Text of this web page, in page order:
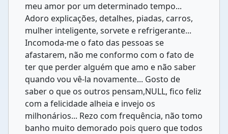
meu amor por um determinado tempo...
Adoro explicações, detalhes, piadas, carros,
mulher inteligente, sorvete e refrigerante...
Incomoda-me o fato das pessoas se
afastarem, não me conformo com o fato de
ter que perder alguém que amo e não saber
quando vou vê-la novamente... Gosto de
saber o que os outros pensam,NULL, fico feliz
com a felicidade alheia e invejo os
milhonários... Rezo com frequência, não tomo
banho muito demorado pois quero que todos